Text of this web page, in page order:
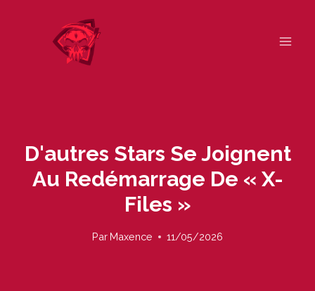
D'autres Stars Se Joignent
Au Redémarrage De « X-
Files »
Par Maxence 11/05/2026